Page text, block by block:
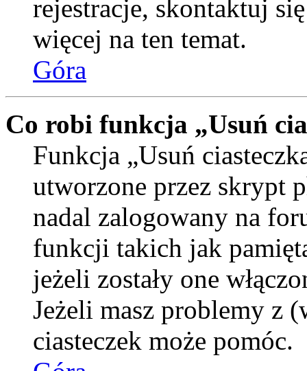
rejestracje, skontaktuj
więcej na ten temat.
Góra
Co robi funkcja „Usuń
Funkcja „Usuń
utworzone przez skrypt
nadal zalogowany na
funkcji takich jak
jeżeli zostały one
Jeżeli masz problemy z
ciasteczek może pomóc.